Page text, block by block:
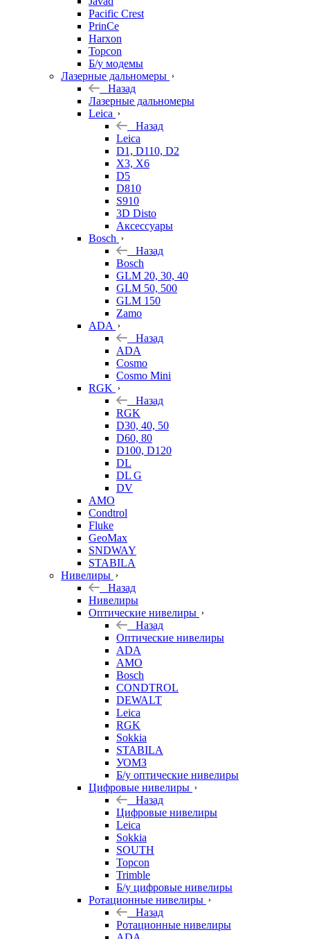
Pacific Crest
PrinCe
Harxon
Topcon
Б/у модемы
Лазерные дальномеры
Назад
Лазерные дальномеры
Leica
Назад
Leica
D1, D110, D2
X3, X6
D5
D810
S910
3D Disto
Аксессуары
Bosch
Назад
Bosch
GLM 20, 30, 40
GLM 50, 500
GLM 150
Zamo
ADA
Назад
ADA
Cosmo
Cosmo Mini
RGK
Назад
RGK
D30, 40, 50
D60, 80
D100, D120
DL
DL G
DV
AMO
Condtrol
Fluke
GeoMax
SNDWAY
STABILA
Нивелиры
Назад
Нивелиры
Оптические нивелиры
Назад
Оптические нивелиры
ADA
AMO
Bosch
CONDTROL
DEWALT
Leica
RGK
Sokkia
STABILA
УОМЗ
Б/у оптические нивелиры
Цифровые нивелиры
Назад
Цифровые нивелиры
Leica
Sokkia
SOUTH
Topcon
Trimble
Б/у цифровые нивелиры
Ротационные нивелиры
Назад
Ротационные нивелиры